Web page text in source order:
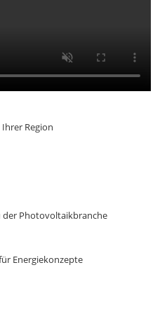
Energiekonzepte